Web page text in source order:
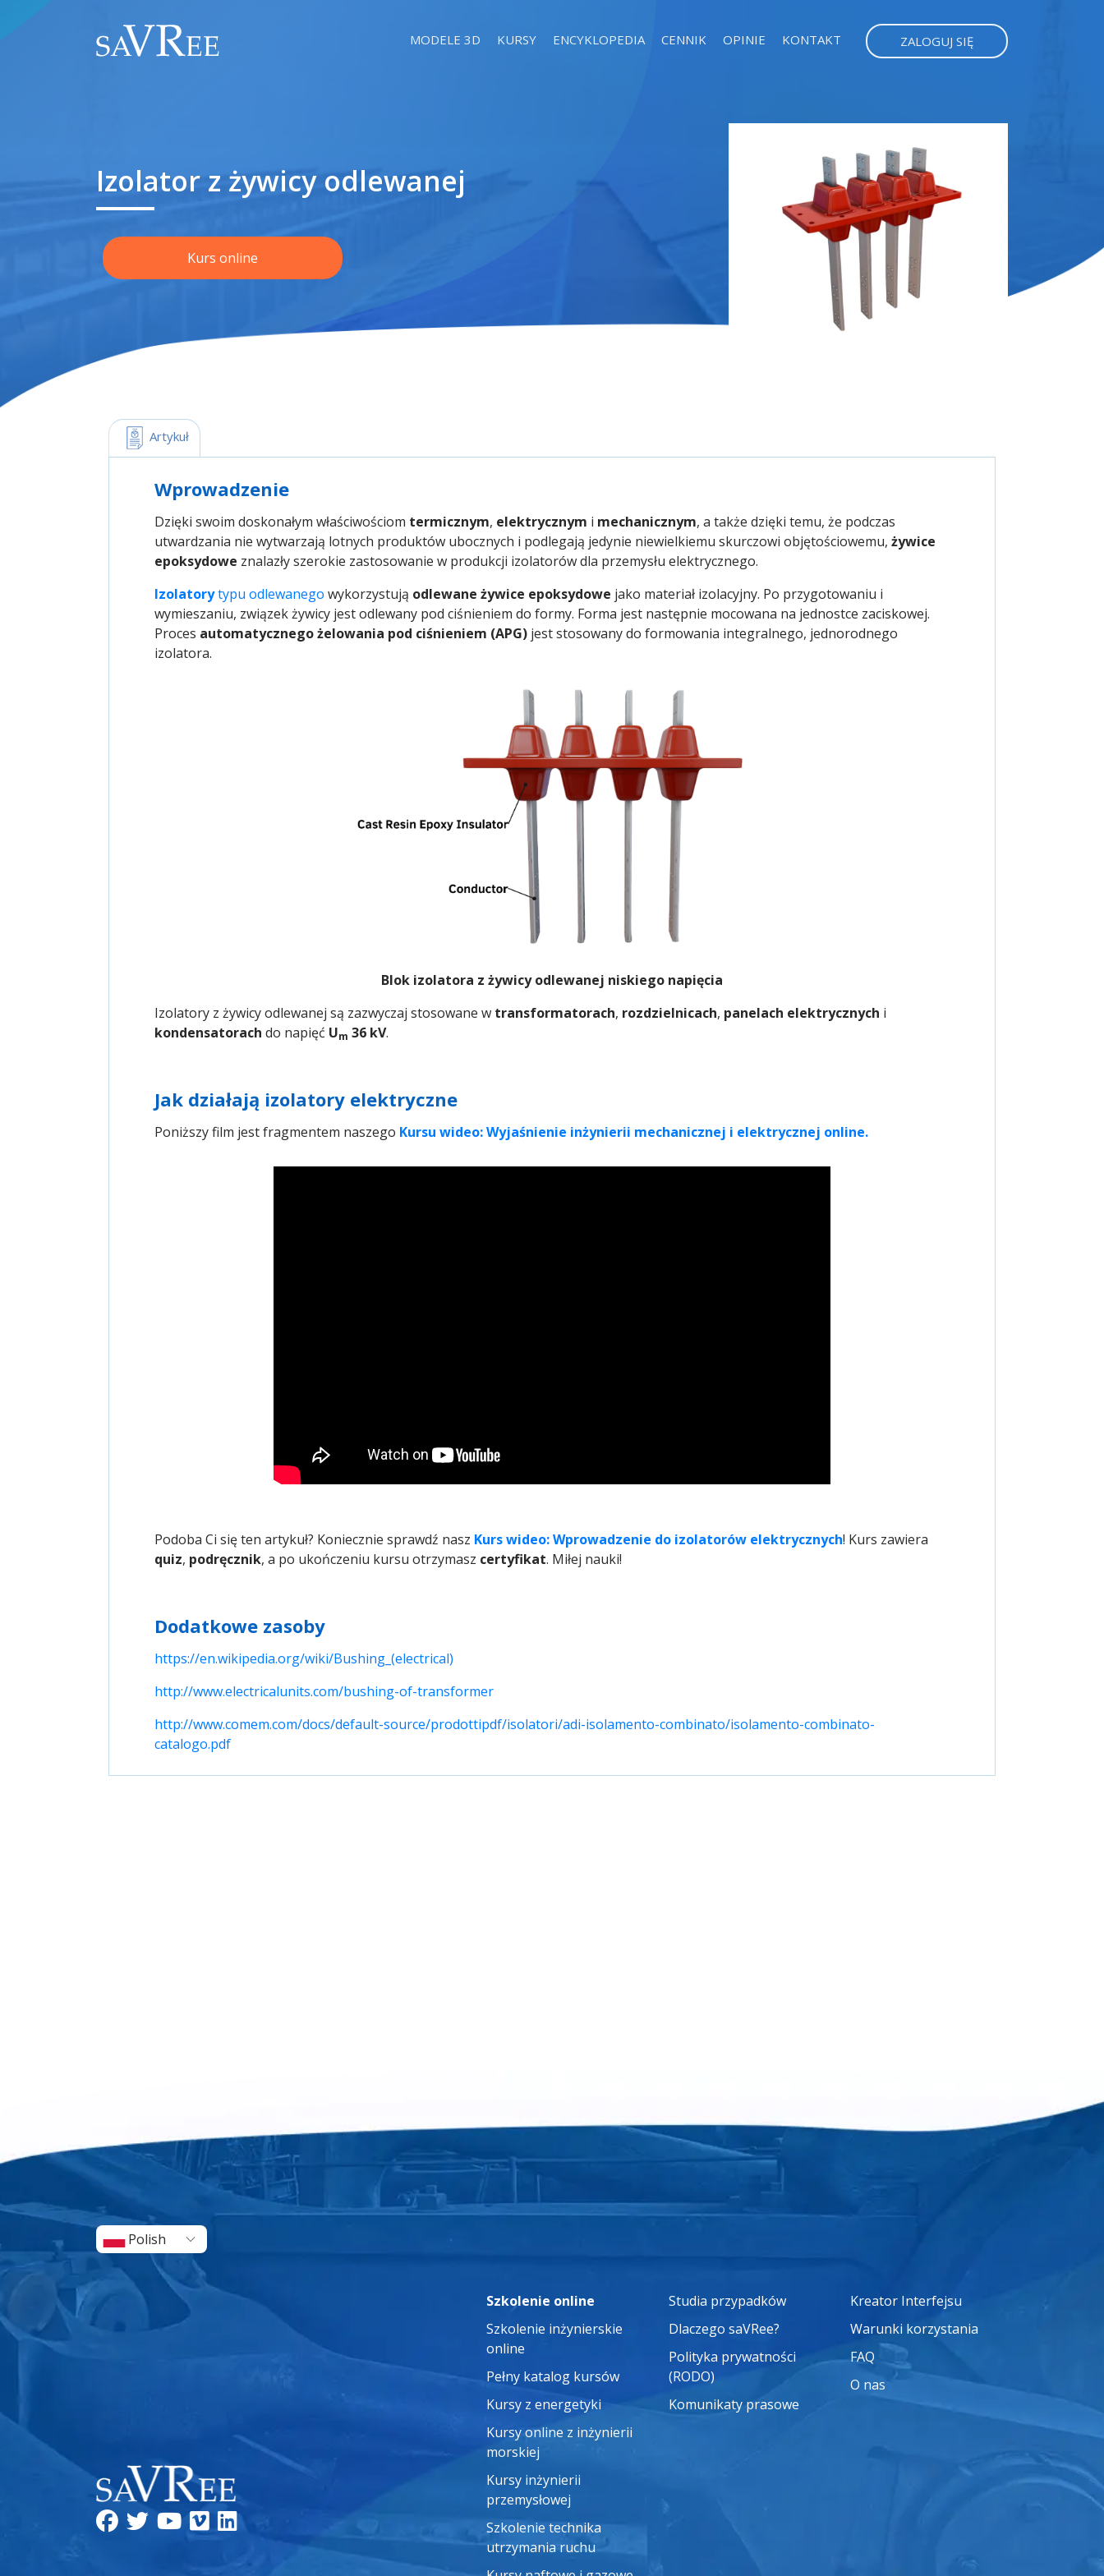
MODELE 3D KURSY ENCYKLOPEDIA CENNIK OPINIE KONTAKT ZALOGUJ SIĘ
Izolator z żywicy odlewanej
Kurs online
Artykuł
Wprowadzenie
Dzięki swoim doskonałym właściwościom termicznym, elektrycznym i mechanicznym, a także dzięki temu, że podczas
utwardzania nie wytwarzają lotnych produktów ubocznych i podlegają jedynie niewielkiemu skurczowi objętościowemu, żywice
epoksydowe znalazły szerokie zastosowanie w produkcji izolatorów dla przemysłu elektrycznego.
Izolatory typu odlewanego wykorzystują odlewane żywice epoksydowe jako materiał izolacyjny. Po przygotowaniu i
wymieszaniu, związek żywicy jest odlewany pod ciśnieniem do formy. Forma jest następnie mocowana na jednostce zaciskowej.
Proces automatycznego żelowania pod ciśnieniem (APG) jest stosowany do formowania integralnego, jednorodnego
izolatora.
Blok izolatora z żywicy odlewanej niskiego napięcia
Izolatory z żywicy odlewanej są zazwyczaj stosowane w transformatorach, rozdzielnicach, panelach elektrycznych i
kondensatorach do napięć Um 36 kV.
Jak działają izolatory elektryczne
Poniższy film jest fragmentem naszego Kursu wideo: Wyjaśnienie inżynierii mechanicznej i elektrycznej online.
Podoba Ci się ten artykuł? Koniecznie sprawdź nasz Kurs wideo: Wprowadzenie do izolatorów elektrycznych! Kurs zawiera
quiz, podręcznik, a po ukończeniu kursu otrzymasz certyfikat. Miłej nauki!
Dodatkowe zasoby
https://en.wikipedia.org/wiki/Bushing_(electrical)
http://www.electricalunits.com/bushing-of-transformer
http://www.comem.com/docs/default-source/prodottipdf/isolatori/adi-isolamento-combinato/isolamento-combinato-
catalogo.pdf
Polish
Szkolenie online
Szkolenie inżynierskie
online
Pełny katalog kursów
Kursy z energetyki
Kursy online z inżynierii
morskiej
Kursy inżynierii
przemysłowej
Szkolenie technika
utrzymania ruchu
Studia przypadków
Dlaczego saVRee?
Polityka prywatności
(RODO)
Komunikaty prasowe
Kreator Interfejsu
Warunki korzystania
FAQ
O nas